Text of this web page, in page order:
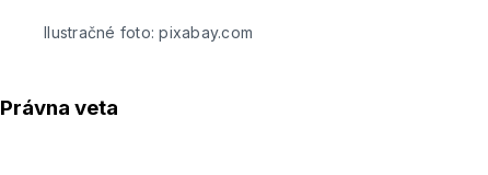
Ilustračné foto: pixabay.com
Právna veta